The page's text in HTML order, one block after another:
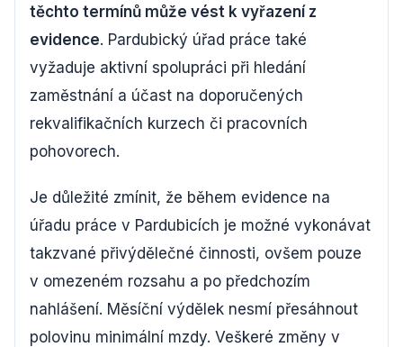
těchto termínů může vést k vyřazení z
evidence. Pardubický úřad práce také
vyžaduje aktivní spolupráci při hledání
zaměstnání a účast na doporučených
rekvalifikačních kurzech či pracovních
pohovorech.
Je důležité zmínit, že během evidence na
úřadu práce v Pardubicích je možné vykonávat
takzvané přivýdělečné činnosti, ovšem pouze
v omezeném rozsahu a po předchozím
nahlášení. Měsíční výdělek nesmí přesáhnout
polovinu minimální mzdy. Veškeré změny v